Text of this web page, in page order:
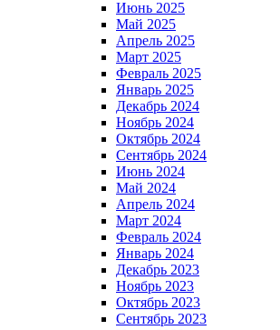
Июнь 2025
Май 2025
Апрель 2025
Март 2025
Февраль 2025
Январь 2025
Декабрь 2024
Ноябрь 2024
Октябрь 2024
Сентябрь 2024
Июнь 2024
Май 2024
Апрель 2024
Март 2024
Февраль 2024
Январь 2024
Декабрь 2023
Ноябрь 2023
Октябрь 2023
Сентябрь 2023